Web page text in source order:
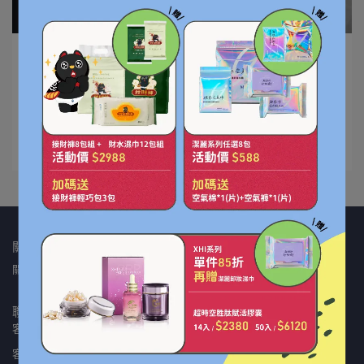
哈啾！新生兒感冒症狀與處理方法有哪些？
Luke Chen | 2024-07-31
人吃五穀，生病感冒在所難免，雖然新生兒受到無微不
至的⋯
閱讀更多 ->
關於我們
關於優米 我的帳戶 隱私政策 服務條款 聯繫我們
聯絡資訊
客服專線：06-3120388
客服時間：09:00-18:00